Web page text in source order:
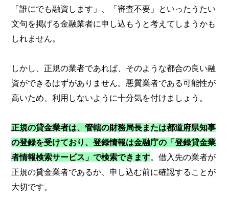
「誰にでも融資します」、「審査不要」といったうたい
文句を掲げる金融業者に申し込もうと考えてしまうかも
しれません。
しかし、正規の業者であれば、そのような都合の良い融
資ができるはずがありません。悪質業者である可能性が
高いため、利用しないように十分気を付けましょう。
正規の貸金業者は、管轄の財務局長または都道府県知事
の登録を受けており、登録情報は金融庁の「登録貸金業
者情報検索サービス」で検索できます。借入先の業者が
正規の貸金業者であるか、申し込む前に確認することが
大切です。